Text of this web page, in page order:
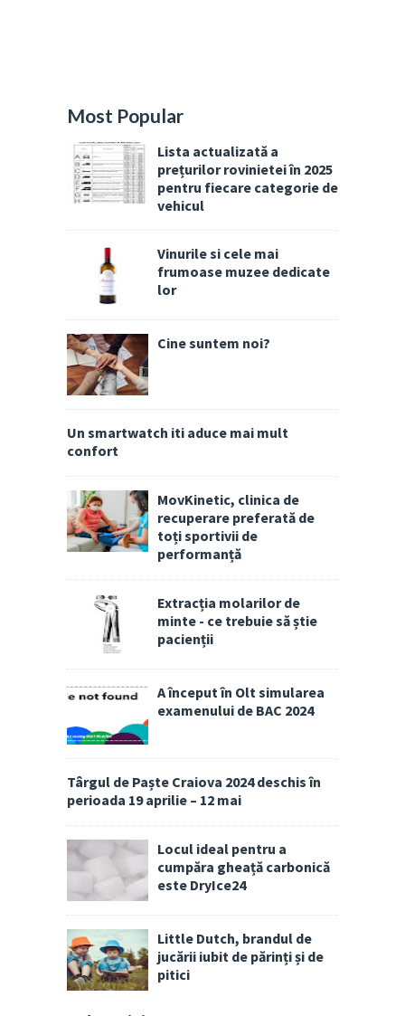
Most Popular
Lista actualizată a
prețurilor rovinietei în 2025
pentru fiecare categorie de
vehicul
Vinurile si cele mai
frumoase muzee dedicate
lor
Cine suntem noi?
Un smartwatch iti aduce mai mult
confort
MovKinetic, clinica de
recuperare preferată de
toți sportivii de
performanță
Extracția molarilor de
minte - ce trebuie să știe
pacienții
A început în Olt simularea
examenului de BAC 2024
Târgul de Paște Craiova 2024 deschis în
perioada 19 aprilie – 12 mai
Locul ideal pentru a
cumpăra gheață carbonică
este DryIce24
Little Dutch, brandul de
jucării iubit de părinți și de
pitici